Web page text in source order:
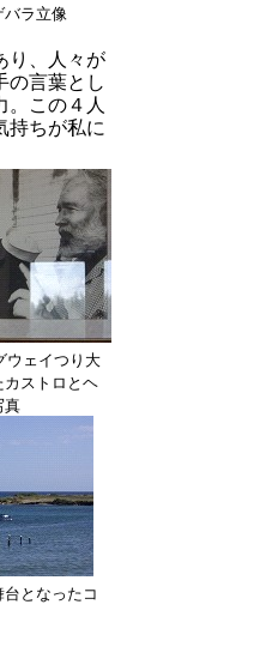
バラ立像
り、人々が
の言葉とし
この４人
持ちが私に
ウェイつり大
ストロとヘ
真
台となったコ